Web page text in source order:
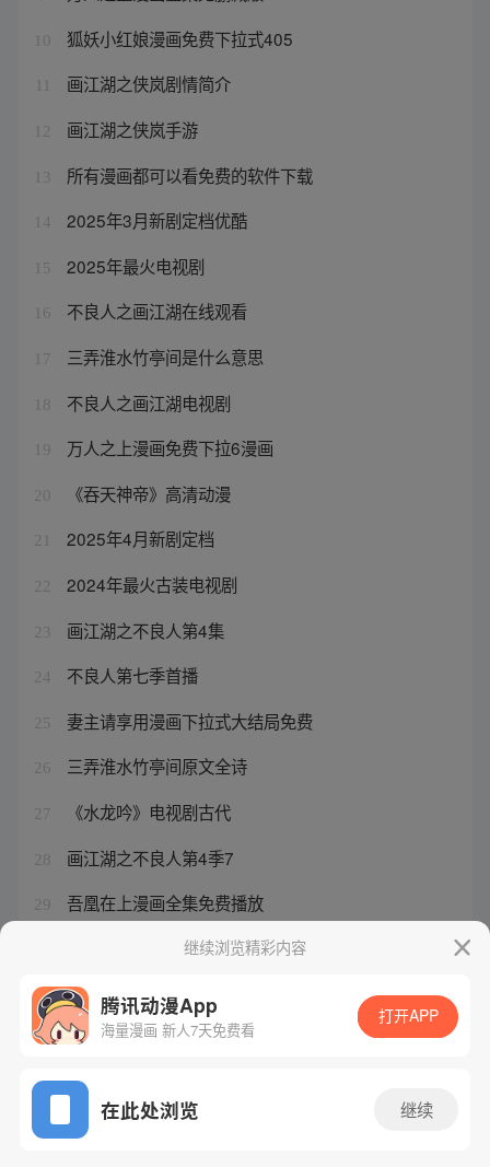
10 狐妖小红娘漫画免费下拉式405
画江湖之侠岚剧情简介
12 画江湖之侠岚手游
13 所有漫画都可以看免费的软件下载
14 2025年3月新剧定档优酷
15 2025年最火电视剧
16 不良人之画江湖在线观看
17 三弄淮水竹亭间是什么意思
18 不良人之画江湖电视剧
19 万人之上漫画免费下拉6漫画
20 《吞天神帝》高清动漫
21 2025年4月新剧定档
22 2024年最火古装电视剧
23 画江湖之不良人第4集
24 不良人第七季首播
25 妻主请享用漫画下拉式大结局免费
26 三弄淮水竹亭间原文全诗
27 《水龙吟》电视剧古代
28 画江湖之不良人第4季7
29 吾凰在上漫画全集免费播放
2025年最火古装电视剧桃间
继续浏览精彩内容
腾讯动漫App
海量漫画 新人7天免费看
打开APP
在此处浏览 继续
网站备案/许可证号：粤B2-20090059-5
Copyright©1998 - 2026 Tencent. All Rights Reserved